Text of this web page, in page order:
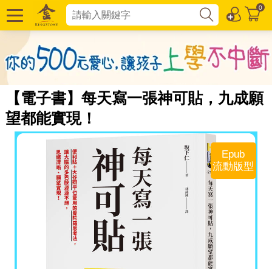
0
【電子書】每天寫一張神可貼，九成願
望都能實現！
Epub
流動版型